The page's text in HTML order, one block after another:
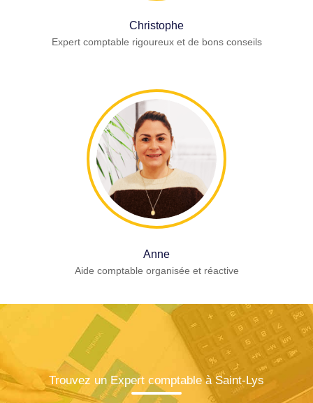
Christophe
Expert comptable rigoureux et de bons conseils
Anne
Aide comptable organisée et réactive
Trouvez un Expert comptable à Saint-Lys